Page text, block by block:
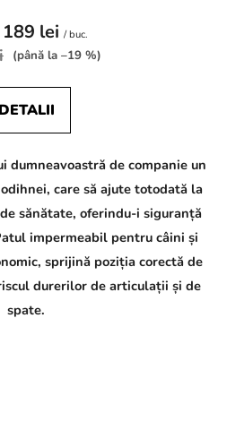
189 lei / buc.
(până la –19 %)
DETALII
dumneavoastră de companie un
care să ajute totodată la
sănătate, oferindu-i siguranță
impermeabil pentru câini și
sprijină poziția corectă de
durerilor de articulații și de
spate.